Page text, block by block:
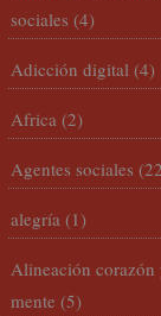
sociales (4)
Adicción digital (4)
Africa (2)
Agentes sociales
alegría (1)
Alineación corazón
mente (5)